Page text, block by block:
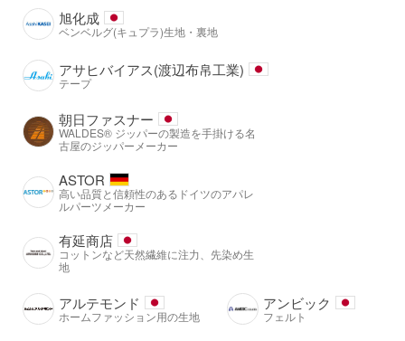
旭化成
ベンベルグ(キュプラ)生地・裏地
アサヒバイアス(渡辺布帛工業)
テープ
朝日ファスナー
WALDES® ジッパーの製造を手掛ける名
古屋のジッパーメーカー
ASTOR
高い品質と信頼性のあるドイツのアパレ
ルパーツメーカー
有延商店
コットンなど天然繊維に注力、先染め生
地
アルテモンド
ホームファッション用の生地
アンビック
フェルト